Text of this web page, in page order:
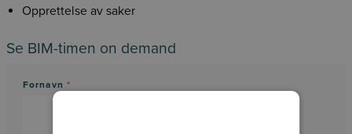
Opprettelse av saker
Se BIM-timen on demand
Fornavn *